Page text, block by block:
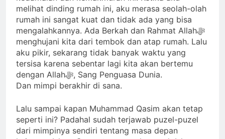
melihat dinding rumah ini, aku merasa seolah-olah
rumah ini sangat kuat dan tidak ada yang bisa
mengalahkannya. Ada Berkah dan Rahmat Allahﷻ
menghujani kita dari tembok dan atap rumah. Lalu
aku pikir, sekarang tidak banyak waktu yang
tersisa karena sebentar lagi kita akan bertemu
dengan Allahﷻ, Sang Penguasa Dunia.
Dan mimpi berakhir di sana.
Lalu sampai kapan Muhammad Qasim akan tetap
seperti ini? Padahal sudah terjawab puzel-puzel
dari mimpinya sendiri tentang masa depan